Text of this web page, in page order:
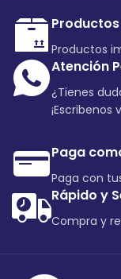
Productos
Atención
¿Tienes
¡Escribenos
Paga
Paga con
Rápido y
Compra y